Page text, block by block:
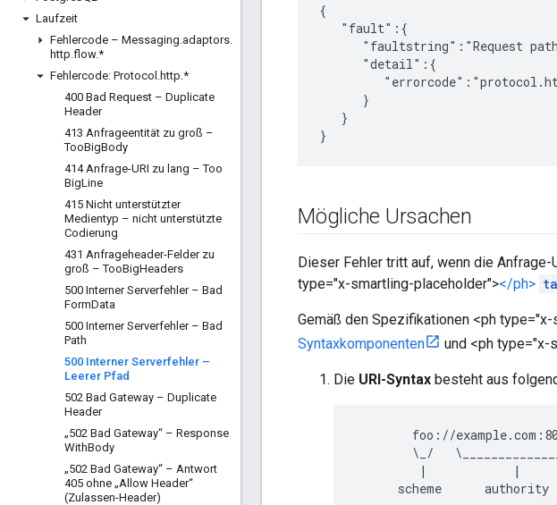
Laufzeit
Fehlercode – Messaging.adaptors.
http.flow.*
Fehlercode: Protocol .http.*
400 Bad Request – Duplicate
Header
413 Anfrageentität zu groß –
TooBigBody
414 Anfrage-URI zu lang – Too
BigLine
415 Nicht unterstützter
Medientyp – nicht unterstützte
Codierung
431 Anfrageheader-Felder zu
groß – TooBigHeaders
500 Interner Serverfehler – Bad
FormData
500 Interner Serverfehler – Bad
Path
500 Interner Serverfehler –
Leerer Pfad
502 Bad Gateway – Duplicate
Header
„502 Bad Gateway“ – Response
WithBody
„502 Bad Gateway“ – Antwort
405 ohne „Allow Header“
(Zulassen-Header)
{
   "fault":{
"faultstring":"Request
      "detail":{
      }
   }
}
Mögliche Ursachen
Dieser Fehler tritt auf, wenn die
type="x-smartling-placeholder"></ph>
Gemäß den Spezifikationen <ph
Syntaxkomponenten
und <ph type="x-
Die URI-Syntax besteht aus
foo://
\_/
|            |